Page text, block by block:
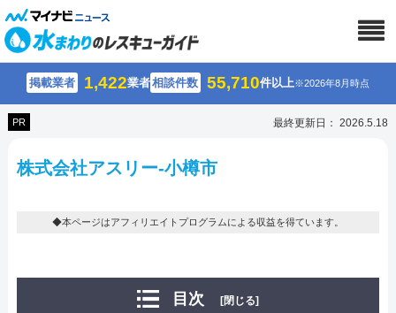
掲載業者 1,422業者相談件数 55,710件以上※2026年8月時点
PR 最終更新日： 2026.5.18
株式会社アスリー-小樽市
◆本ページはアフィリエイトプログラムによる収益を得ています。
目次 [閉じる]